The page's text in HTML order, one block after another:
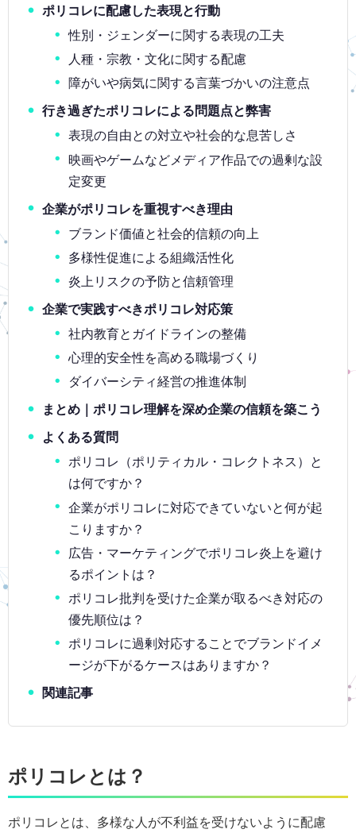
ポリコレに配慮した表現と行動
性別・ジェンダーに関する表現の工夫
人種・宗教・文化に関する配慮
障がいや病気に関する言葉づかいの注意点
行き過ぎたポリコレによる問題点と弊害
表現の自由との対立や社会的な息苦しさ
映画やゲームなどメディア作品での過剰な設
定変更
企業がポリコレを重視すべき理由
ブランド価値と社会的信頼の向上
多様性促進による組織活性化
炎上リスクの予防と信頼管理
企業で実践すべきポリコレ対応策
社内教育とガイドラインの整備
心理的安全性を高める職場づくり
ダイバーシティ経営の推進体制
まとめ｜ポリコレ理解を深め企業の信頼を築こう
よくある質問
ポリコレ（ポリティカル・コレクトネス）と
は何ですか？
企業がポリコレに対応できていないと何が起
こりますか？
広告・マーケティングでポリコレ炎上を避け
るポイントは？
ポリコレ批判を受けた企業が取るべき対応の
優先順位は？
ポリコレに過剰対応することでブランドイメ
ージが下がるケースはありますか？
関連記事
ポリコレとは？
ポリコレとは、多様な人が不利益を受けないように配慮